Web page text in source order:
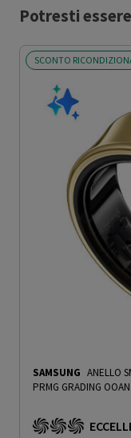
Potresti
SCONTO
SAMSUNG ANELLO
PRMG GRADING